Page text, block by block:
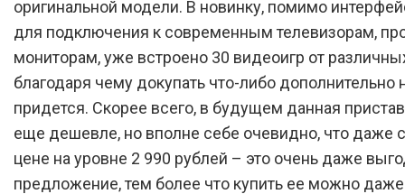
оригинальной модели. В новинку, помимо
для подключения к современным телевизорам,
мониторам, уже встроено 30 видеоигр от
благодаря чему докупать что-либо дополнительно
придется. Скорее всего, в будущем данная
еще дешевле, но вполне себе очевидно, что даже
цене на уровне 2 990 рублей – это очень даже
предложение, тем более что купить ее можно даже